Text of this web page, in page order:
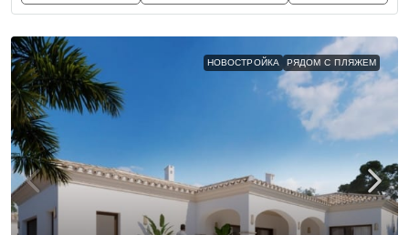
НОВОСТРОЙКА РЯДОМ С ПЛЯЖЕМ